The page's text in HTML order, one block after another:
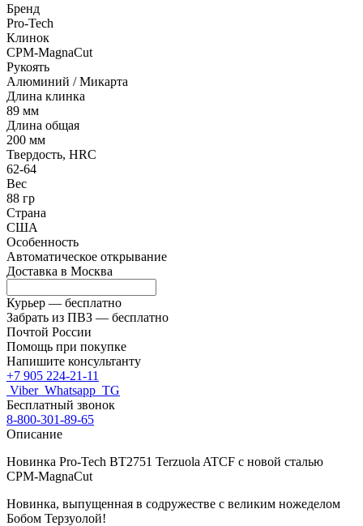
Бренд
Pro-Tech
Клинок
CPM-MagnaCut
Рукоять
Алюминий / Микарта
Длина клинка
89 мм
Длина общая
200 мм
Твердость, HRC
62-64
Вес
88 гр
Страна
США
Особенность
Автоматическое открывание
Доставка в Москва
Курьер — бесплатно
Забрать из ПВЗ — бесплатно
Почтой России
Помощь при покупке
Напишите консультанту
+7 905 224-21-11
Viber Whatsapp TG
Бесплатный звонок
8-800-301-89-65
Описание
Новинка Pro-Tech BT2751 Terzuola ATCF с новой сталью
CPM-MagnaCut
Новинка, выпущенная в содружестве с великим ножеделом
Бобом Терзуолой!